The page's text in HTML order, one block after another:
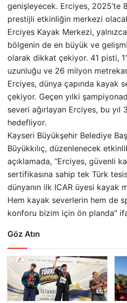
genişleyecek. Erciyes, 2025’te
prestijli etkinliğin merkezi
Erciyes Kayak Merkezi,
bölgenin de en büyük ve
olarak dikkat çekiyor. 41 pisti,
uzunluğu ve 26 milyon
Erciyes, dünya çapında kayak
çekiyor. Geçen yılki
severi ağırlayan Erciyes, bu
hedefliyor.
Kayseri Büyükşehir Belediye
Büyükkılıç, düzenlenecek
açıklamada, “Erciyes, güvenli
sertifikasına sahip tek Türk
dünyanın ilk ICAR üyesi kayak
Hem kayak severlerin hem de
konforu bizim için ön planda”
Göz Atın